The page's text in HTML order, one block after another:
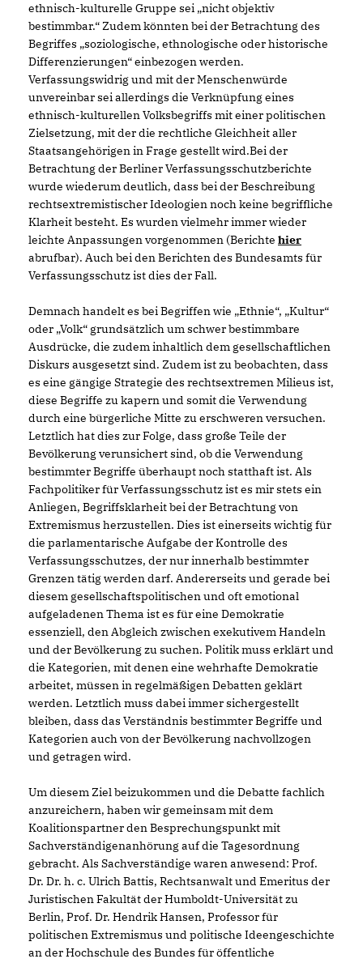
ethnisch-kulturelle Gruppe sei „nicht objektiv
bestimmbar.“ Zudem könnten bei der Betrachtung des
Begriffes „soziologische, ethnologische oder historische
Differenzierungen“ einbezogen werden.
Verfassungswidrig und mit der Menschenwürde
unvereinbar sei allerdings die Verknüpfung eines
ethnisch-kulturellen Volksbegriffs mit einer politischen
Zielsetzung, mit der die rechtliche Gleichheit aller
Staatsangehörigen in Frage gestellt wird.Bei der
Betrachtung der Berliner Verfassungsschutzberichte
wurde wiederum deutlich, dass bei der Beschreibung
rechtsextremistischer Ideologien noch keine begriffliche
Klarheit besteht. Es wurden vielmehr immer wieder
leichte Anpassungen vorgenommen (Berichte hier
abrufbar). Auch bei den Berichten des Bundesamts für
Verfassungsschutz ist dies der Fall.
Demnach handelt es bei Begriffen wie „Ethnie“, „Kultur“
oder „Volk“ grundsätzlich um schwer bestimmbare
Ausdrücke, die zudem inhaltlich dem gesellschaftlichen
Diskurs ausgesetzt sind. Zudem ist zu beobachten, dass
es eine gängige Strategie des rechtsextremen Milieus ist,
diese Begriffe zu kapern und somit die Verwendung
durch eine bürgerliche Mitte zu erschweren versuchen.
Letztlich hat dies zur Folge, dass große Teile der
Bevölkerung verunsichert sind, ob die Verwendung
bestimmter Begriffe überhaupt noch statthaft ist. Als
Fachpolitiker für Verfassungsschutz ist es mir stets ein
Anliegen, Begriffsklarheit bei der Betrachtung von
Extremismus herzustellen. Dies ist einerseits wichtig für
die parlamentarische Aufgabe der Kontrolle des
Verfassungsschutzes, der nur innerhalb bestimmter
Grenzen tätig werden darf. Andererseits und gerade bei
diesem gesellschaftspolitischen und oft emotional
aufgeladenen Thema ist es für eine Demokratie
essenziell, den Abgleich zwischen exekutivem Handeln
und der Bevölkerung zu suchen. Politik muss erklärt und
die Kategorien, mit denen eine wehrhafte Demokratie
arbeitet, müssen in regelmäßigen Debatten geklärt
werden. Letztlich muss dabei immer sichergestellt
bleiben, dass das Verständnis bestimmter Begriffe und
Kategorien auch von der Bevölkerung nachvollzogen
und getragen wird.
Um diesem Ziel beizukommen und die Debatte fachlich
anzureichern, haben wir gemeinsam mit dem
Koalitionspartner den Besprechungspunkt mit
Sachverständigenanhörung auf die Tagesordnung
gebracht. Als Sachverständige waren anwesend: Prof.
Dr. Dr. h. c. Ulrich Battis, Rechtsanwalt und Emeritus der
Juristischen Fakultät der Humboldt-Universität zu
Berlin, Prof. Dr. Hendrik Hansen, Professor für
politischen Extremismus und politische Ideengeschichte
an der Hochschule des Bundes für öffentliche